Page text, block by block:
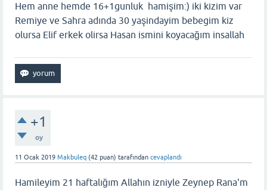
Hem anne hemde 16+1gunluk hamişim:) iki kizim var
Remiye ve Sahra adında 30 yaşindayim bebegim kiz
olursa Elif erkek olirsa Hasan ismini koyacağım insallah
+1
oy
11 Ocak 2019 Makbuleq (42 puan) tarafından cevaplandı
Hamileyim 21 haftalığım Allahın izniyle Zeynep Rana'm